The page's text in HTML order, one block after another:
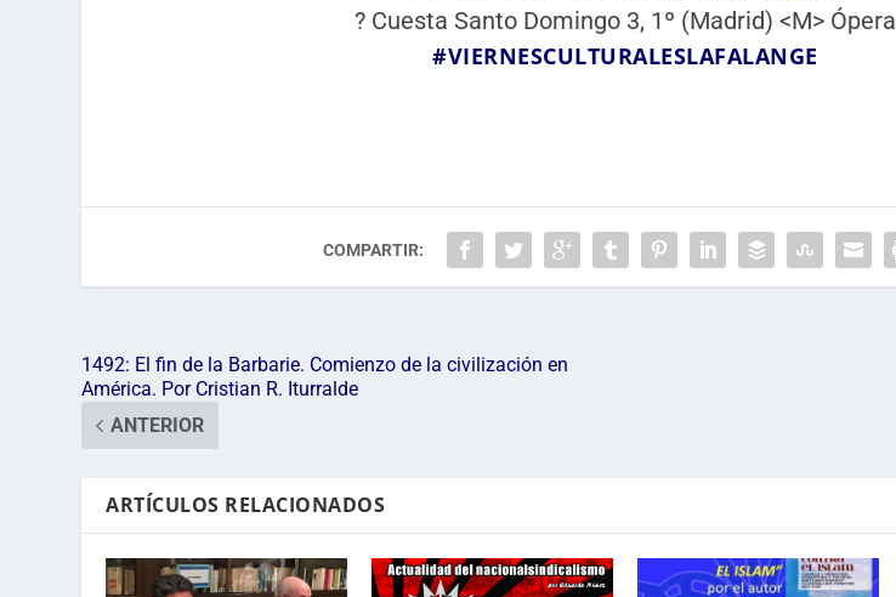
? Cuesta Santo Domingo 3, 1º (Madrid) <M> Ópera
#VIERNESCULTURALESLAFALANGE
COMPARTIR:
1492: El fin de la Barbarie. Comienzo de la civilización en
América. Por Cristian R. Iturralde
ANTERIOR
ARTÍCULOS RELACIONADOS